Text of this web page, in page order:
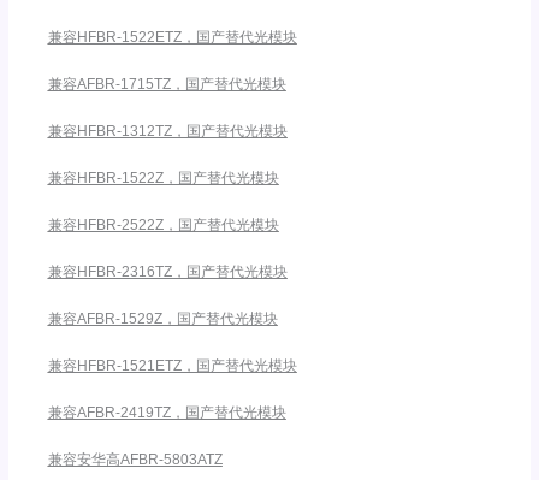
兼容HFBR-1522ETZ，国产替代光模块
兼容AFBR-1715TZ，国产替代光模块
兼容HFBR-1312TZ，国产替代光模块
兼容HFBR-1522Z，国产替代光模块
兼容HFBR-2522Z，国产替代光模块
兼容HFBR-2316TZ，国产替代光模块
兼容AFBR-1529Z，国产替代光模块
兼容HFBR-1521ETZ，国产替代光模块
兼容AFBR-2419TZ，国产替代光模块
兼容安华高AFBR-5803ATZ